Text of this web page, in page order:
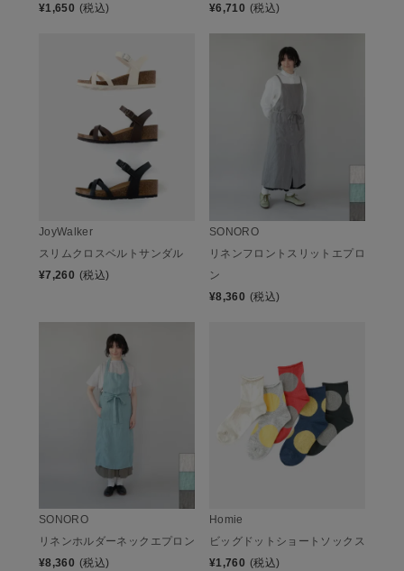
¥1,650 (税込)
¥6,710 (税込)
JoyWalker
スリムクロスベルトサンダル
¥7,260 (税込)
SONORO
リネンフロントスリットエプロ
ン
¥8,360 (税込)
SONORO
リネンホルダーネックエプロン
¥8,360 (税込)
Homie
ビッグドットショートソックス
¥1,760 (税込)